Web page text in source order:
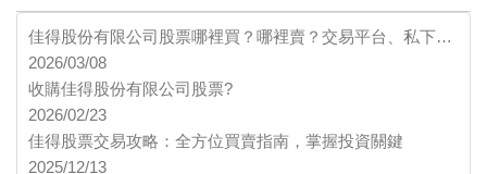
佳得股份有限公司股票哪裡買？哪裡賣？交易平台、私下…
2026/03/08
收購佳得股份有限公司股票?
2026/02/23
佳得股票交易攻略：全方位買賣指南，掌握投資關鍵
2025/12/13